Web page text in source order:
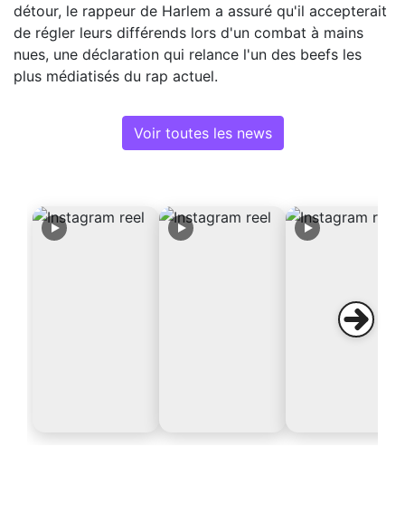
détour, le rappeur de Harlem a assuré qu'il accepterait
de régler leurs différends lors d'un combat à mains
nues, une déclaration qui relance l'un des beefs les
plus médiatisés du rap actuel.
Voir toutes les news